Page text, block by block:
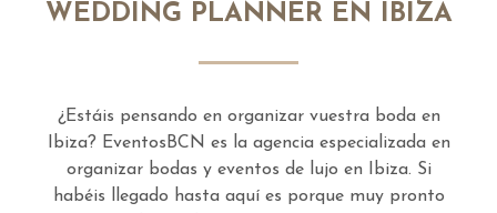
WEDDING PLANNER EN IBIZA
¿Estáis pensando en organizar vuestra boda en
Ibiza? EventosBCN es la agencia especializada en
organizar bodas y eventos de lujo en Ibiza. Si
habéis llegado hasta aquí es porque muy pronto